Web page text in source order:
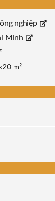
nghiệp
Minh
m²